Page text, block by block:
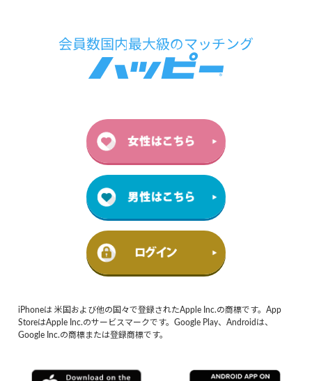
iPhoneは 米国および他の国々で登録されたApple Inc.の商標です。App
StoreはApple Inc.のサービスマークです。Google Play、Androidは、
Google Inc.の商標または登録商標です。